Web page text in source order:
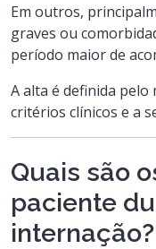
Em outros,
graves ou
período maior de
A alta é definida pelo
critérios clínicos e a
Quais são
paciente
internação?